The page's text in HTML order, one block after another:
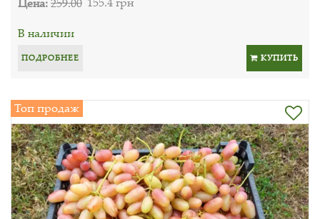
В наличии
ПОДРОБНЕЕ КУПИТЬ
Топ продаж